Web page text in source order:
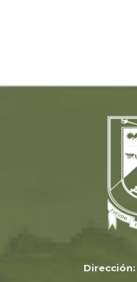
Dirección: